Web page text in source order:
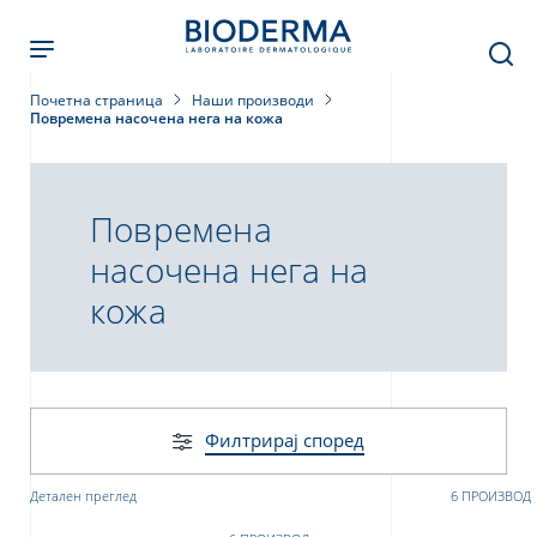
content
Почетна страница
Наши производи
Повремена насочена нега на кожа
Повремена
насочена нега на
кожа
Филтрирај според
Детален преглед 6 ПРОИЗВОД